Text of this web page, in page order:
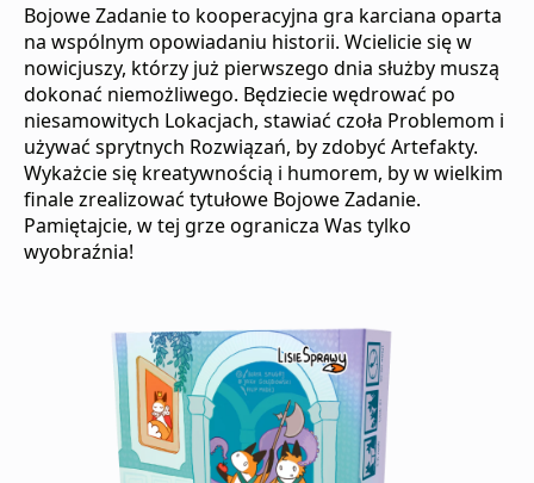
Bojowe Zadanie to kooperacyjna gra karciana oparta
na wspólnym opowiadaniu historii. Wcielicie się w
nowicjuszy, którzy już pierwszego dnia służby muszą
dokonać niemożliwego. Będziecie wędrować po
niesamowitych Lokacjach, stawiać czoła Problemom i
używać sprytnych Rozwiązań, by zdobyć Artefakty.
Wykażcie się kreatywnością i humorem, by w wielkim
finale zrealizować tytułowe Bojowe Zadanie.
Pamiętajcie, w tej grze ogranicza Was tylko
wyobraźnia!